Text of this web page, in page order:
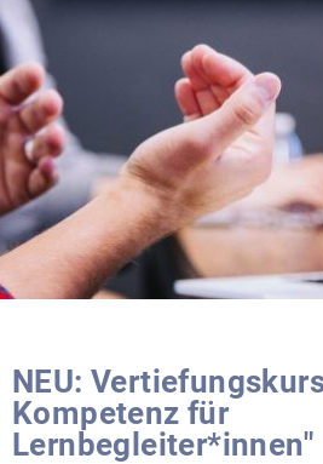
NEU:
Kompetenz für
Lernbegleiter*innen"